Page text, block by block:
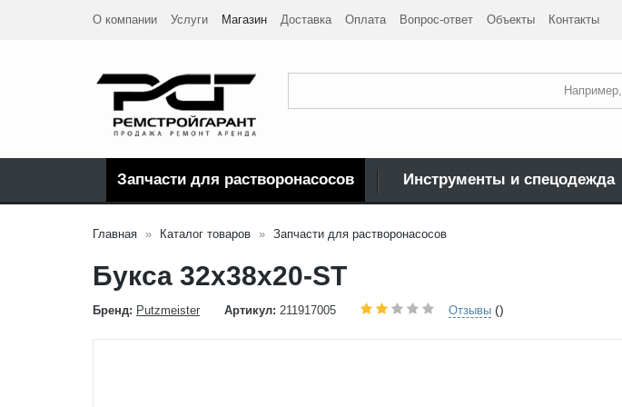
О компании Услуги Магазин Доставка Оплата Вопрос-ответ Объекты Контакты
Например,
Запчасти для растворонасосов Инструменты и спецодежда
Главная Каталог товаров Запчасти для растворонасосов
Букса 32x38x20-ST
Бренд: Putzmeister Артикул: 211917005 Отзывы ()